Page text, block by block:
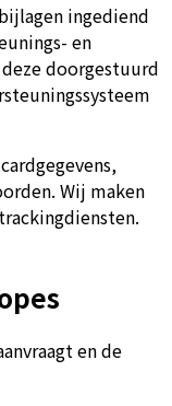
ingediend
en
doorgestuurd
Wij maken
en de